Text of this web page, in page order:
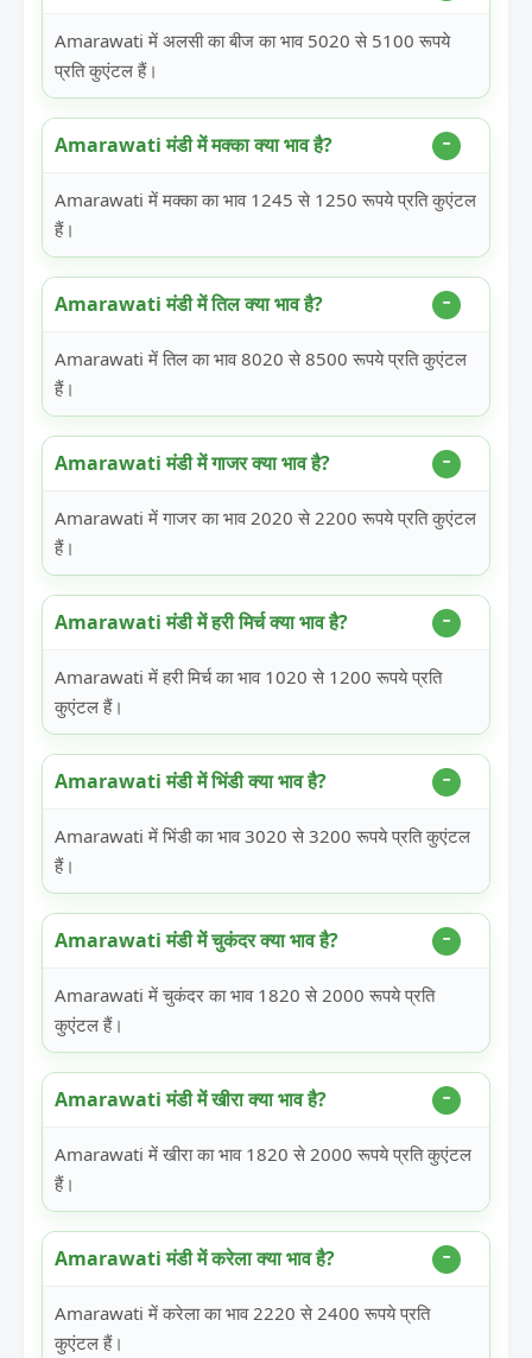
Amarawati में अलसी का बीज का भाव 5020 से 5100 रूपये
प्रति कुएंटल हैं।
Amarawati मंडी में मक्का क्या भाव है?
Amarawati में मक्का का भाव 1245 से 1250 रूपये प्रति कुएंटल
हैं।
Amarawati मंडी में तिल क्या भाव है?
Amarawati में तिल का भाव 8020 से 8500 रूपये प्रति कुएंटल
हैं।
Amarawati मंडी में गाजर क्या भाव है?
Amarawati में गाजर का भाव 2020 से 2200 रूपये प्रति कुएंटल
हैं।
Amarawati मंडी में हरी मिर्च क्या भाव है?
Amarawati में हरी मिर्च का भाव 1020 से 1200 रूपये प्रति
कुएंटल हैं।
Amarawati मंडी में भिंडी क्या भाव है?
Amarawati में भिंडी का भाव 3020 से 3200 रूपये प्रति कुएंटल
हैं।
Amarawati मंडी में चुकंदर क्या भाव है?
Amarawati में चुकंदर का भाव 1820 से 2000 रूपये प्रति
कुएंटल हैं।
Amarawati मंडी में खीरा क्या भाव है?
Amarawati में खीरा का भाव 1820 से 2000 रूपये प्रति कुएंटल
हैं।
Amarawati मंडी में करेला क्या भाव है?
Amarawati में करेला का भाव 2220 से 2400 रूपये प्रति
कुएंटल हैं।